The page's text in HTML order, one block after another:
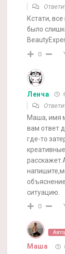
Кстати,
было
0
Ленча
Маша, имя
вам ответ
где-то
ситуацию.
0
Маша